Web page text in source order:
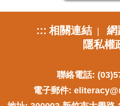
::: 相關連結| 網
隱私權
聯絡電話:
電子郵件: